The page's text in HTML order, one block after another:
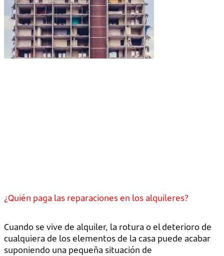
¿Quién paga las reparaciones en los alquileres?
Cuando se vive de alquiler, la rotura o el deterioro de
cualquiera de los elementos de la casa puede acabar
suponiendo una pequeña situación de